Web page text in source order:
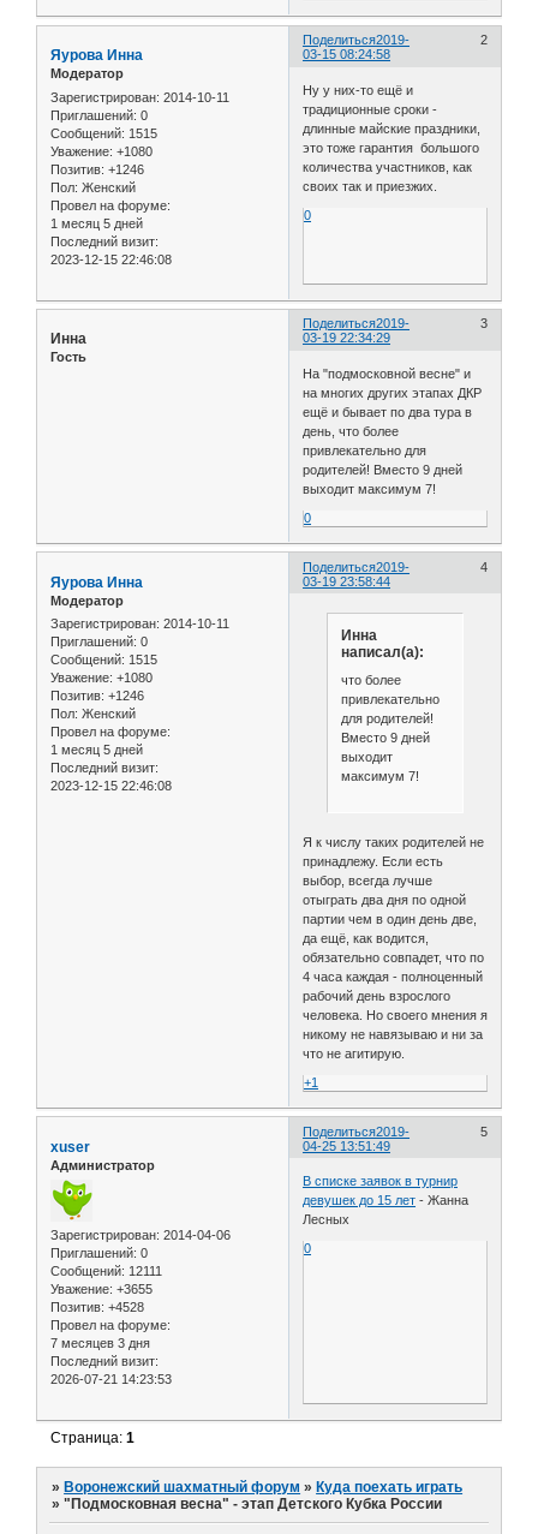
Поделиться 2
2019-
03-15 08:24:58
Яурова Инна
Модератор
Зарегистрирован: 2014-10-11
Приглашений: 0
Сообщений: 1515
Уважение: +1080
Позитив: +1246
Пол: Женский
Провел на форуме:
1 месяц 5 дней
Последний визит:
2023-12-15 22:46:08
Ну у них-то ещё и
традиционные сроки -
длинные майские праздники,
это тоже гарантия большого
количества участников, как
своих так и приезжих.
0
Поделиться 3
2019-
03-19 22:34:29
Инна
Гость
На "подмосковной весне" и
на многих других этапах ДКР
ещё и бывает по два тура в
день, что более
привлекательно для
родителей! Вместо 9 дней
выходит максимум 7!
0
Поделиться 4
2019-
03-19 23:58:44
Яурова Инна
Модератор
Зарегистрирован: 2014-10-11
Приглашений: 0
Сообщений: 1515
Уважение: +1080
Позитив: +1246
Пол: Женский
Провел на форуме:
1 месяц 5 дней
Последний визит:
2023-12-15 22:46:08
Инна
написал(а):
что более
привлекательно
для родителей!
Вместо 9 дней
выходит
максимум 7!
Я к числу таких родителей не
принадлежу. Если есть
выбор, всегда лучше
отыграть два дня по одной
партии чем в один день две,
да ещё, как водится,
обязательно совпадет, что по
4 часа каждая - полноценный
рабочий день взрослого
человека. Но своего мнения я
никому не навязываю и ни за
что не агитирую.
+1
Поделиться 5
2019-
04-25 13:51:49
xuser
Администратор
Зарегистрирован: 2014-04-06
Приглашений: 0
Сообщений: 12111
Уважение: +3655
Позитив: +4528
Провел на форуме:
7 месяцев 3 дня
Последний визит:
2026-07-21 14:23:53
В списке заявок в турнир
девушек до 15 лет - Жанна
Лесных
0
Страница:1
» Воронежский шахматный форум » Куда поехать играть
»"Подмосковная весна" - этап Детского Кубка России